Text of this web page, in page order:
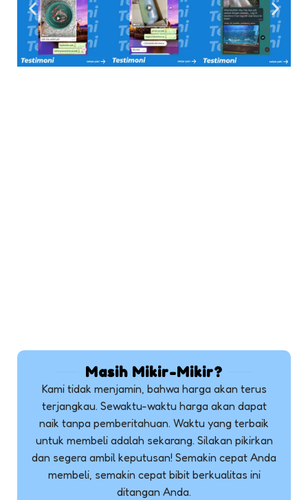
Masih Mikir-Mikir?
Kami tidak menjamin, bahwa harga akan terus
terjangkau. Sewaktu-waktu harga akan dapat
naik tanpa pemberitahuan. Waktu yang terbaik
untuk membeli adalah sekarang. Silakan pikirkan
dan segera ambil keputusan! Semakin cepat Anda
membeli, semakin cepat bibit berkualitas ini
ditangan Anda.